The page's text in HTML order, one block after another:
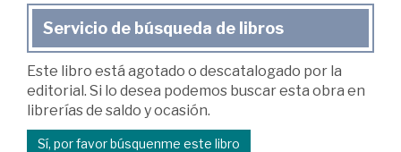
Servicio de búsqueda de libros
Este libro está agotado o descatalogado por la
editorial. Si lo desea podemos buscar esta obra en
librerías de saldo y ocasión.
Sí, por favor búsquenme este libro